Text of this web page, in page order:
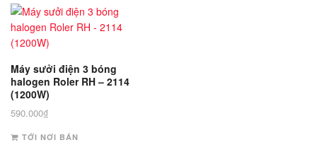
Máy sưởi điện 3 bóng
halogen Roler RH – 2114
(1200W)
590.000₫
TỚI NƠI BÁN